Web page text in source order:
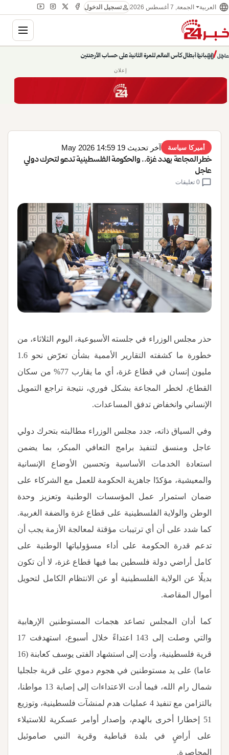
language العربية الجمعة, 7 أغسطس 2026 personتسجيل الدخول
عاجل/حديث الساعة: سيناريوهات قادمة 745 chevron_right
pause
chevron_left
إعلان
أميركا سياسة آخر تحديث 19 May 2026 14:59
خطر المجاعة يهدد غزة.. والحكومة الفلسطينية تدعو لتحرك دولي
عاجل
chat_bubble
حذر مجلس الوزراء في جلسته الأسبوعية، اليوم الثلاثاء، من
خطورة ما كشفته التقارير الأممية بشأن تعرّض نحو 1.6
مليون إنسان في قطاع غزة، أي ما يقارب 77% من سكان
القطاع، لخطر المجاعة بشكل فوري، نتيجة تراجع التمويل
الإنساني وانخفاض تدفق المساعدات.
وفي السياق ذاته، جدد مجلس الوزراء مطالبته بتحرك دولي
عاجل ومنسق لتنفيذ برامج التعافي المبكر، بما يضمن
استعادة الخدمات الأساسية وتحسين الأوضاع الإنسانية
والمعيشية، مؤكدًا جاهزية الحكومة للعمل مع الشركاء على
ضمان استمرار عمل المؤسسات الوطنية وتعزيز وحدة
الوطن والولاية الفلسطينية على قطاع غزة والضفة الغربية.
كما شدد على أن أي ترتيبات مؤقتة لمعالجة الأزمة يجب أن
تدعم قدرة الحكومة على أداء مسؤولياتها الوطنية على
كامل أراضي دولة فلسطين بما فيها قطاع غزة، لا أن تكون
بديلًا عن الولاية الفلسطينية أو عن الانتظام الكامل لتحويل
أموال المقاصة.
كما أدان المجلس تصاعد هجمات المستوطنين الإرهابية
والتي وصلت إلى 143 اعتداءً خلال أسبوع، استهدفت 17
قرية فلسطينية، وأدت إلى استشهاد الفتى يوسف كعابنة (16
عاما) على يد مستوطنين في هجوم دموي على قرية جلجليا
شمال رام الله، فيما أدت الاعتداءات إلى إصابة 13 مواطنا،
بالتزامن مع تنفيذ 4 عمليات هدم لمنشآت فلسطينية، وتوزيع
51 إخطارا أخرى بالهدم، وإصدار أوامر عسكرية للاستيلاء
على أراضٍ في بلدة قباطية وقرية النبي صاموئيل
المحاصرة.